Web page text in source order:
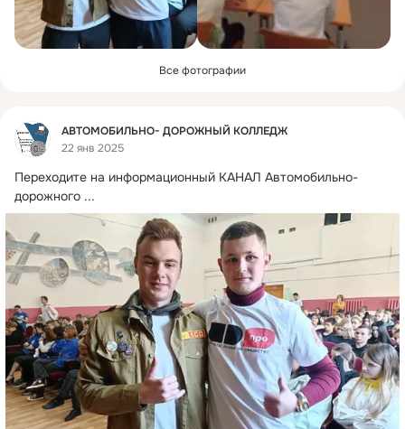
Все фотографии
Фид
АВТОМОБИЛЬНО- ДОРОЖНЫЙ КОЛЛЕДЖ
22 янв 2025
Переходите на информационный КАНАЛ Автомобильно-
дорожного ...